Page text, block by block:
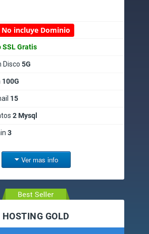
No incluye Dominio
Gratis
Disco 5G
100G
15
2 Mysql
3
Ver mas info
HOSTING GOLD